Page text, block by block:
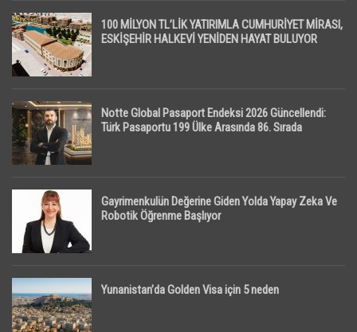
100 MİLYON TL’LİK YATIRIMLA CUMHURİYET MİRASI,
ESKİŞEHİR HALKEVİ YENİDEN HAYAT BULUYOR
Notte Global Pasaport Endeksi 2026 Güncellendi:
Türk Pasaportu 199 Ülke Arasında 86. Sırada
Gayrimenkulün Değerine Giden Yolda Yapay Zeka Ve
Robotik Öğrenme Başlıyor
Yunanistan’da Golden Visa için 5 neden